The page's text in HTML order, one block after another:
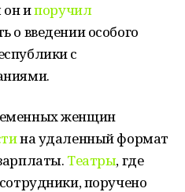
он ипоручил
о введении особого
с
женщин
на удаленный формат
Театры, где
поручено